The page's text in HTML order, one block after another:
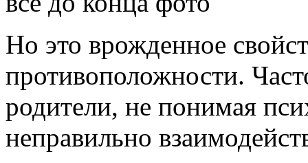
Но это врожденное
противоположности.
родители, не понимая
неправильно